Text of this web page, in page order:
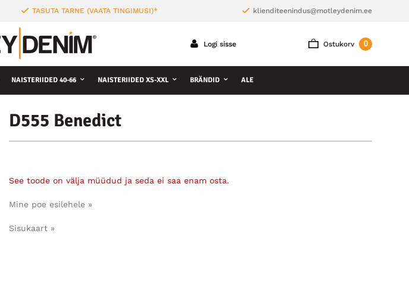
TASUTA TARNE (VAATA TINGIMUSI)* klienditeenindus@motleydenim.ee
Ostukorv 0
Logi sisse
NAISTERIIDED 40-66 NAISTERIIDED XS-XXL BRÄNDID ALE
D555 Benedict
See toode on välja müüdud ja seda ei saa enam osta.
Mine poe esilehele »
Sisukaart »